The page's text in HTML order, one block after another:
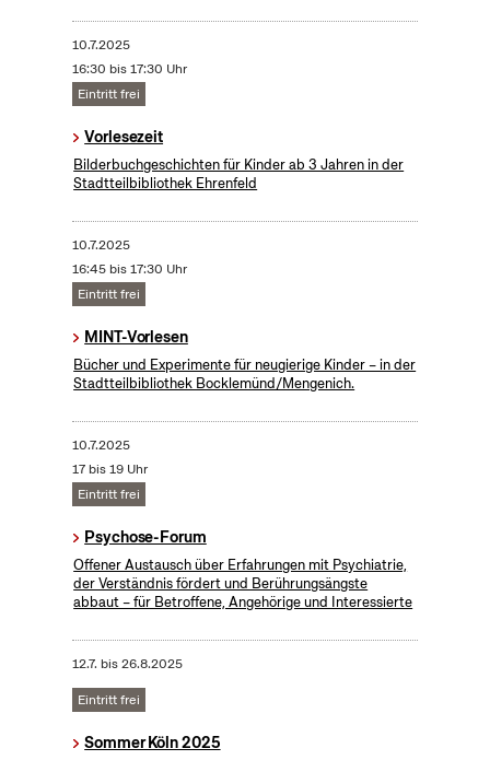
10.7.2025
16:30 bis 17:30 Uhr
Eintritt frei
Vorlesezeit
Bilderbuchgeschichten für Kinder ab 3 Jahren in der
Stadtteilbibliothek Ehrenfeld
10.7.2025
16:45 bis 17:30 Uhr
Eintritt frei
MINT-Vorlesen
Bücher und Experimente für neugierige Kinder – in der
Stadtteilbibliothek Bocklemünd/Mengenich.
10.7.2025
17 bis 19 Uhr
Eintritt frei
Psychose-Forum
Offener Austausch über Erfahrungen mit Psychiatrie,
der Verständnis fördert und Berührungsängste
abbaut – für Betroffene, Angehörige und Interessierte
12.7. bis26.8.2025
Eintritt frei
Sommer Köln 2025